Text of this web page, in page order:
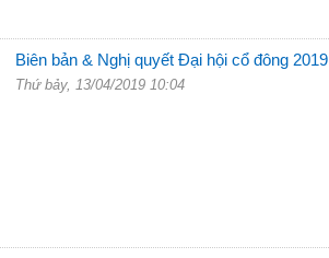
Biên bản & Nghị quyết Đại hội cổ đông 2019
Thứ bảy, 13/04/2019 10:04